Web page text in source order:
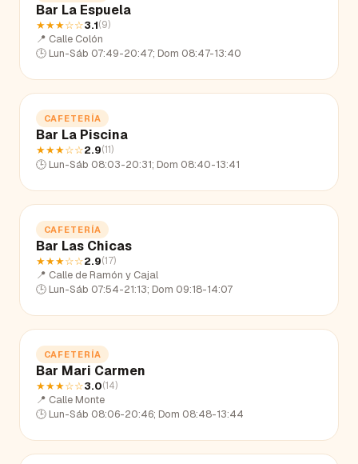
Bar La Espuela
★★★☆☆3.1(9)
📍 Calle Colón
🕒 Lun-Sáb 07:49-20:47; Dom 08:47-13:40
CAFETERÍA
Bar La Piscina
★★★☆☆2.9(11)
🕒 Lun-Sáb 08:03-20:31; Dom 08:40-13:41
CAFETERÍA
Bar Las Chicas
★★★☆☆2.9(17)
📍 Calle de Ramón y Cajal
🕒 Lun-Sáb 07:54-21:13; Dom 09:18-14:07
CAFETERÍA
Bar Mari Carmen
★★★☆☆3.0(14)
📍 Calle Monte
🕒 Lun-Sáb 08:06-20:46; Dom 08:48-13:44